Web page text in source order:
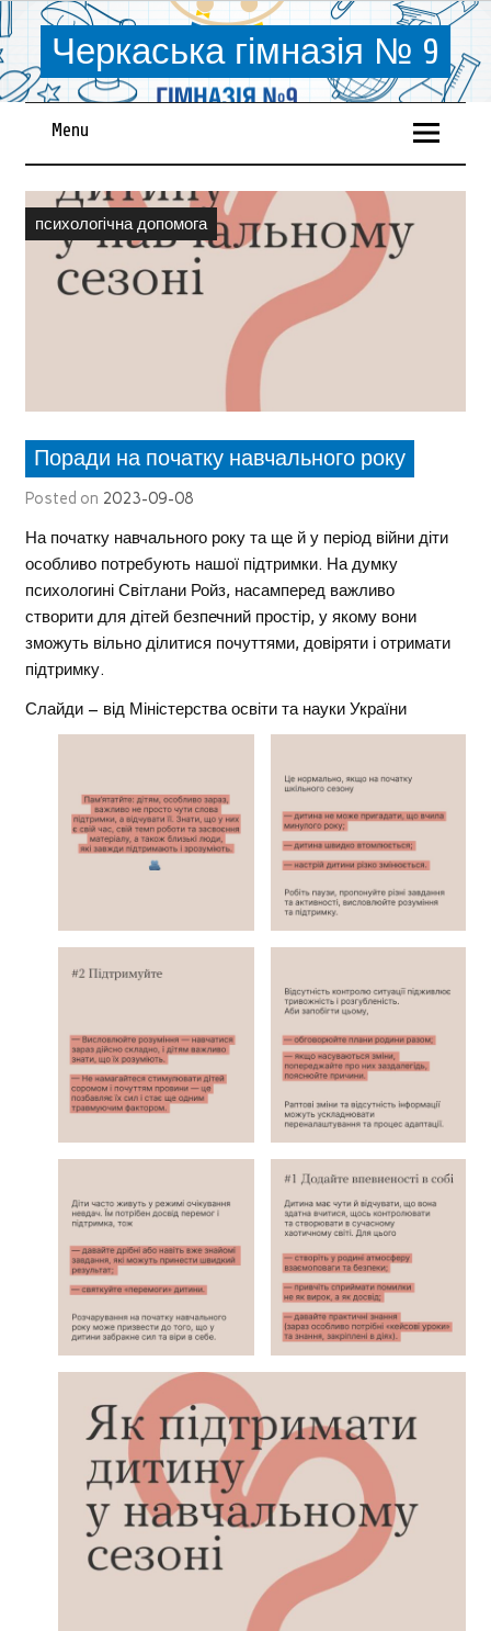
Черкаська гімназія № 9
Menu
психологiчна допомога
Поради на початку навчального року
Posted on 2023-09-08
На початку навчального року та ще й у період війни діти
особливо потребують нашої підтримки. На думку
психологині Світлани Ройз, насамперед важливо
створити для дітей безпечний простір, у якому вони
зможуть вільно ділитися почуттями, довіряти і отримати
підтримку.
Слайди – від Міністерства освіти та науки України